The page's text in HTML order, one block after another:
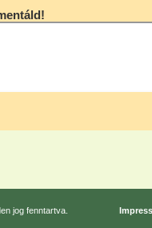
jog fenntartva.